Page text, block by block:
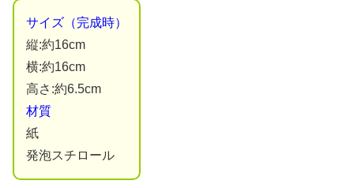
サイズ（完成時）
縦:約16cm
横:約16cm
高さ:約6.5cm
材質
紙
発泡スチロール